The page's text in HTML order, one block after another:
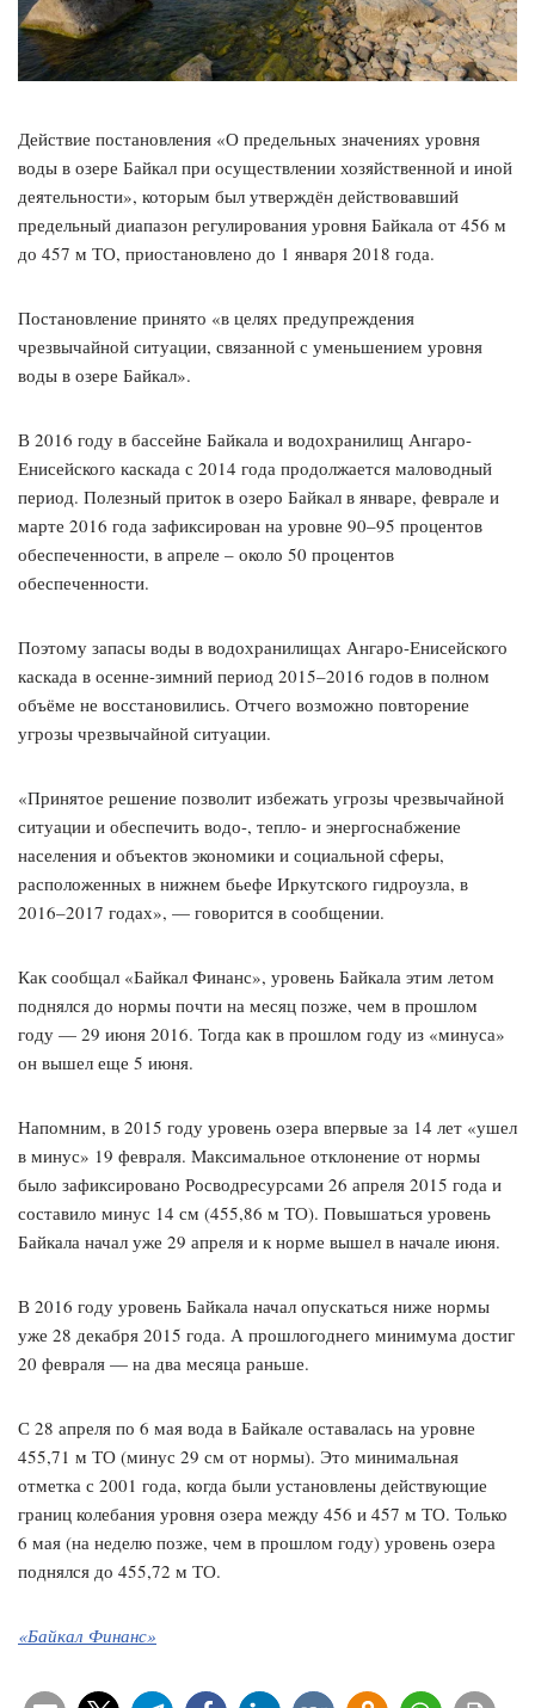
Действие постановления «О предельных значениях уровня
воды в озере Байкал при осуществлении хозяйственной и иной
деятельности», которым был утверждён действовавший
предельный диапазон регулирования уровня Байкала от 456 м
до 457 м ТО, приостановлено до 1 января 2018 года.
Постановление принято «в целях предупреждения
чрезвычайной ситуации, связанной с уменьшением уровня
воды в озере Байкал».
В 2016 году в бассейне Байкала и водохранилищ Ангаро-
Енисейского каскада с 2014 года продолжается маловодный
период. Полезный приток в озеро Байкал в январе, феврале и
марте 2016 года зафиксирован на уровне 90–95 процентов
обеспеченности, в апреле – около 50 процентов
обеспеченности.
Поэтому запасы воды в водохранилищах Ангаро-Енисейского
каскада в осенне-зимний период 2015–2016 годов в полном
объёме не восстановились. Отчего возможно повторение
угрозы чрезвычайной ситуации.
«Принятое решение позволит избежать угрозы чрезвычайной
ситуации и обеспечить водо-, тепло- и энергоснабжение
населения и объектов экономики и социальной сферы,
расположенных в нижнем бьефе Иркутского гидроузла, в
2016–2017 годах», — говорится в сообщении.
Как сообщал «Байкал Финанс», уровень Байкала этим летом
поднялся до нормы почти на месяц позже, чем в прошлом
году — 29 июня 2016. Тогда как в прошлом году из «минуса»
он вышел еще 5 июня.
Напомним, в 2015 году уровень озера впервые за 14 лет «ушел
в минус» 19 февраля. Максимальное отклонение от нормы
было зафиксировано Росводресурсами 26 апреля 2015 года и
составило минус 14 см (455,86 м ТО). Повышаться уровень
Байкала начал уже 29 апреля и к норме вышел в начале июня.
В 2016 году уровень Байкала начал опускаться ниже нормы
уже 28 декабря 2015 года. А прошлогоднего минимума достиг
20 февраля — на два месяца раньше.
С 28 апреля по 6 мая вода в Байкале оставалась на уровне
455,71 м ТО (минус 29 см от нормы). Это минимальная
отметка с 2001 года, когда были установлены действующие
границ колебания уровня озера между 456 и 457 м ТО. Только
6 мая (на неделю позже, чем в прошлом году) уровень озера
поднялся до 455,72 м ТО.
«Байкал Финанс»